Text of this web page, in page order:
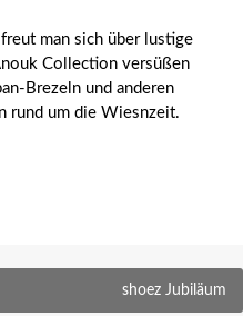
man sich über lustige
Collection versüßen
Brezeln und anderen
rund um die Wiesnzeit.
shoez Jubiläum